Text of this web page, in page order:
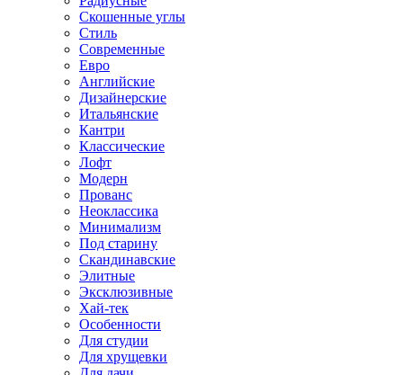
Скошенные углы
Стиль
Современные
Евро
Английские
Дизайнерские
Итальянские
Кантри
Классические
Лофт
Модерн
Прованс
Неоклассика
Минимализм
Под старину
Скандинавские
Элитные
Эксклюзивные
Хай-тек
Особенности
Для студии
Для хрущевки